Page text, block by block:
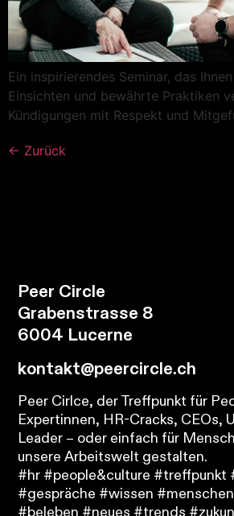
Ein inspirierendes Seminar, das
Einsichten und bewährte Praktiken
Kündigungen mit Respekt und
← Zurück
Peer Circle
Grabenstrasse 8
6004 Lucerne
kontakt@peercircle.ch
Peer Cirlce, der Treffpunkt für
Expertinnen, HR-Cracks, CEOs,
Leader – oder einfach für
unsere Arbeitswelt gestalten.
#hr #people&culture #treffpunkt
#gespräche #wissen
#beleben #neues #trends